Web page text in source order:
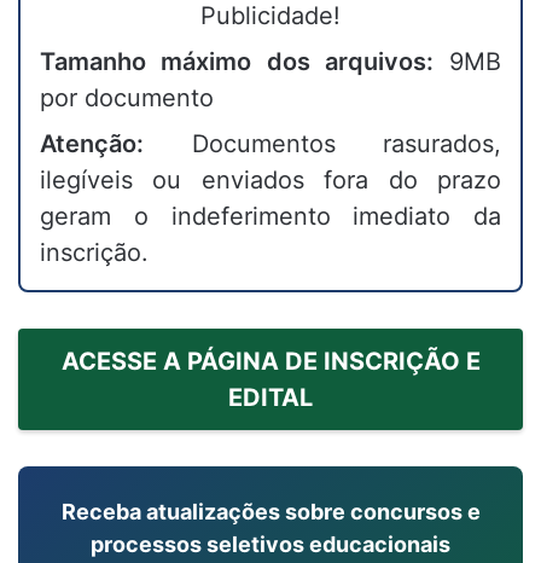
Publicidade!
Tamanho máximo dos arquivos: 9MB
por documento
Atenção: Documentos rasurados,
ilegíveis ou enviados fora do prazo
geram o indeferimento imediato da
inscrição.
ACESSE A PÁGINA DE INSCRIÇÃO E
EDITAL
Receba atualizações sobre concursos e
processos seletivos educacionais